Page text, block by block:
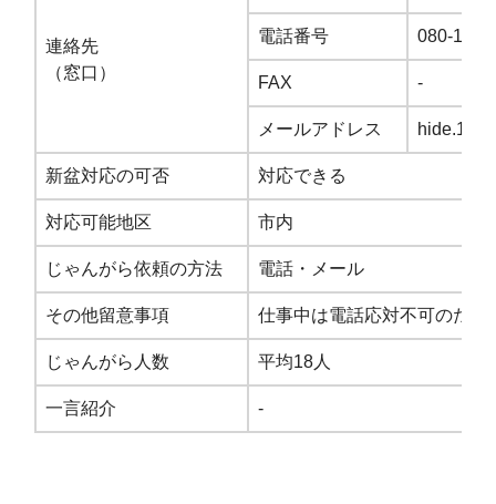
連絡先
（窓口）
電話番号 080-
FAX -
メールアドレス
新盆対応の可否 対応できる
対応可能地区 市内
じゃんがら依頼の方法 電話・メール
その他留意事項 仕事中は電話応対不可のた
じゃんがら人数 平均18人
一言紹介 -